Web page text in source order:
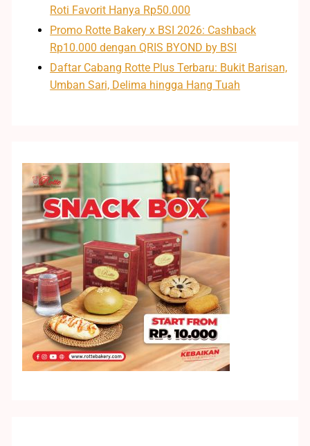
Roti Favorit Hanya Rp50.000
Promo Rotte Bakery x BSI 2026: Cashback
Rp10.000 dengan QRIS BYOND by BSI
Daftar Cabang Rotte Plus Terbaru: Bukit Barisan,
Umban Sari, Delima hingga Hang Tuah